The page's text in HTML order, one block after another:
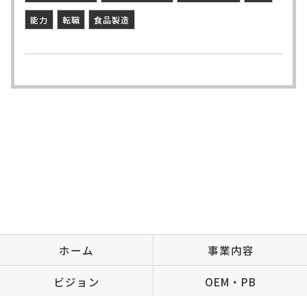
能力 転職 食品製造
ホーム 事業内容
ビジョン OEM・PB